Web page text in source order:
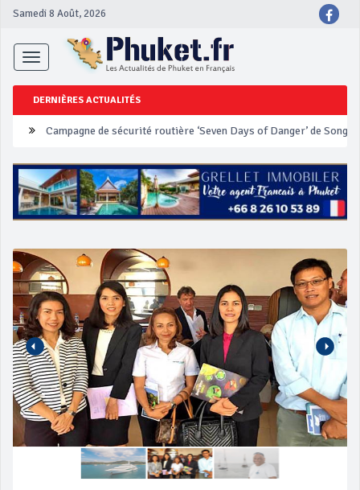
Samedi 8 Août, 2026
Toggle
navigation
DERNIÈRES ACTUALITÉS
Un touriste français blessé en se faisant arracher son collier en
Phuket Peranakan Festival
‘Phuket Eye’ assurera la sécurité pendant Songkran
Campagne de sécurité routière ‘Seven Days of Danger’ de